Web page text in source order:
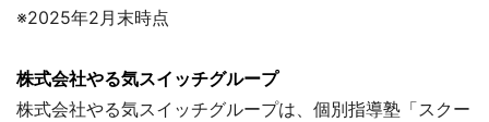
※2025年2月末時点
株式会社やる気スイッチグループ
株式会社やる気スイッチグループは、個別指導塾「スクー